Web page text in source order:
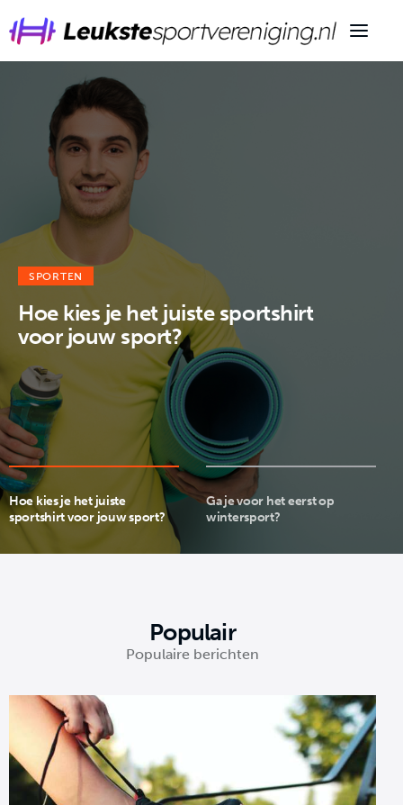
Informatie
Merken
Tips
Sporten
Voeding
Wintersport
Overig
SPORTEN
Hoe kies je het juiste sportshirt
voor jouw sport?
Hoe kies je het juiste
sportshirt voor jouw sport?
Ga je voor het eerst op
wintersport?
Populair
Populaire berichten